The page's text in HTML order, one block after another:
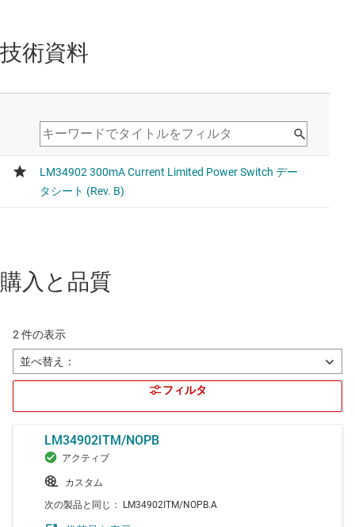
技術資料
購入と品質